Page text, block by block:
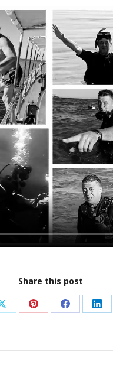
Share this post
Share
X
Share
Pinterest
Share
Facebook